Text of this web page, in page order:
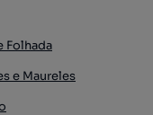
Folhada
e Maureles